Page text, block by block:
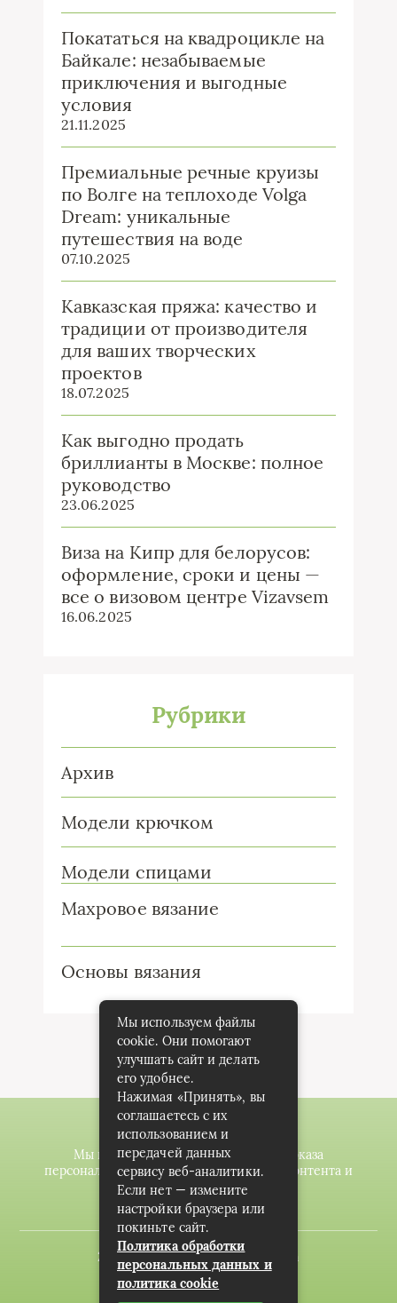
Покататься на квадроцикле на
Байкале: незабываемые
приключения и выгодные
условия
21.11.2025
Премиальные речные круизы
по Волге на теплоходе Volga
Dream: уникальные
путешествия на воде
07.10.2025
Кавказская пряжа: качество и
традиции от производителя
для ваших творческих
проектов
18.07.2025
Как выгодно продать
бриллианты в Москве: полное
руководство
23.06.2025
Виза на Кипр для белорусов:
оформление, сроки и цены —
все о визовом центре Vizavsem
16.06.2025
Рубрики
Архив
Модели крючком
Модели спицами
Махровое вязание
Основы вязания
Мы используем файлы cookie для показа
персонализированной рекламы и/или контента и
анализа нашего трафика.
2020-2023 © knitting-planet.com
Карта сайта
Мы используем файлы
cookie. Они помогают
улучшать сайт и делать
его удобнее.
Нажимая «Принять», вы
соглашаетесь с их
использованием и
передачей данных
сервису веб-аналитики.
Если нет — измените
настройки браузера или
покиньте сайт.
Политика обработки
персональных данных и
политика cookie